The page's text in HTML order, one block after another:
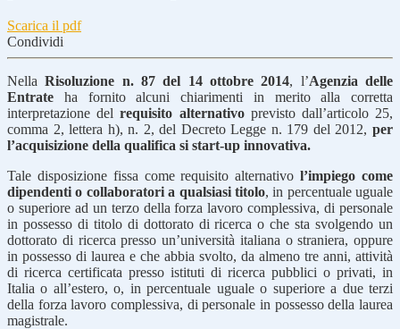
Scarica il pdf
Condividi
NellaRisoluzione n. 87 del 14 ottobre 2014, l’Agenzia delle
Entrate ha fornito alcuni chiarimenti in merito alla corretta
interpretazione delrequisito alternativoprevisto dall’articolo 25,
comma 2, lettera h), n. 2, del Decreto Legge n. 179 del 2012, per
l’acquisizione della qualifica si start-up innovativa.
Tale disposizione fissa come requisito alternativol’impiego come
dipendenti o collaboratori a qualsiasi titolo, in percentuale uguale
o superiore ad un terzo della forza lavoro complessiva, di personale
in possesso di titolo di dottorato di ricerca o che sta svolgendo un
dottorato di ricerca presso un’università italiana o straniera, oppure
in possesso di laurea e che abbia svolto, da almeno tre anni, attività
di ricerca certificata presso istituti di ricerca pubblici o privati, in
Italia o all’estero, o, in percentuale uguale o superiore a due terzi
della forza lavoro complessiva, di personale in possesso della laurea
magistrale.